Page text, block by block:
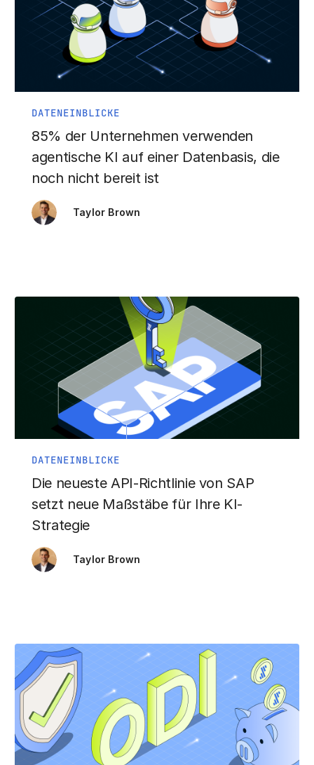
DATENEINBLICKE
85% der Unternehmen verwenden
agentische KI auf einer Datenbasis, die
noch nicht bereit ist
Taylor Brown
DATENEINBLICKE
Die neueste API-Richtlinie von SAP
setzt neue Maßstäbe für Ihre KI-
Strategie
Taylor Brown